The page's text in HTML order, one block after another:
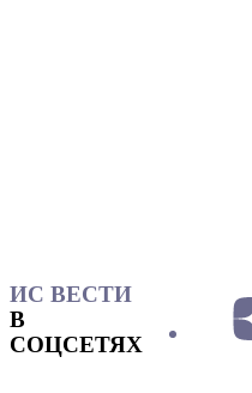
ИС ВЕСТИ
В
СОЦСЕТЯХ